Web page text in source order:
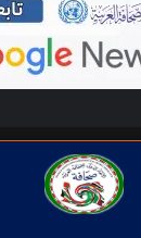
محفوظة للاتحاد
2026
عضوية الإتحاد سياسة